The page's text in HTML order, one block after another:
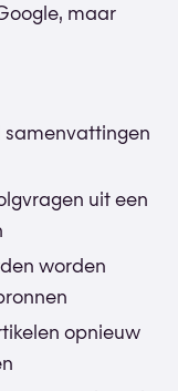
maar
samenvattingen
uit een
worden
opnieuw